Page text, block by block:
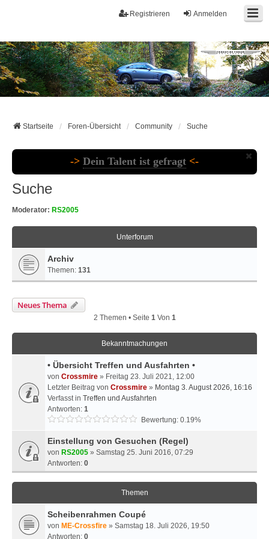
Anmelden
Registrieren
Startseite Foren-Übersicht Community Suche
-> Dein Talent ist gefragt <-
Suche
Moderator: RS2005
Unterforum
Archiv
Themen: 131
Neues Thema
2 Themen • Seite 1Von 1
Bekanntmachungen
• Übersicht Treffen und Ausfahrten •
von Crossmire » Freitag 23. Juli 2021, 12:00
Letzter Beitrag von Crossmire » Montag 3. August 2026, 16:16
Verfasst in Treffen und Ausfahrten
Antworten: 1
Bewertung: 0.19%
Einstellung von Gesuchen (Regel)
von RS2005 » Samstag 25. Juni 2016, 07:29
Antworten: 0
Themen
Scheibenrahmen Coupé
von ME-Crossfire » Samstag 18. Juli 2026, 19:50
Antworten: 0